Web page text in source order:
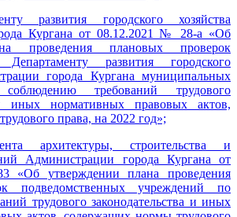
развития городского хозяйства
Кургана от 08.12.2021 № 28-а «Об
проведения плановых проверок
Департаменту развития городского
города Кургана муниципальных
требований трудового
и иных нормативных правовых актов,
права, на 2022 год»;
архитектуры, строительства и
Администрации города Кургана от
«Об утверждении плана проведения
подведомственных учреждений по
трудового законодательства и иных